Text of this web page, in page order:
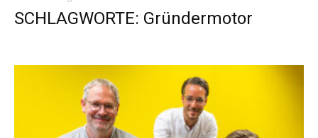
SCHLAGWORTE: Gründermotor